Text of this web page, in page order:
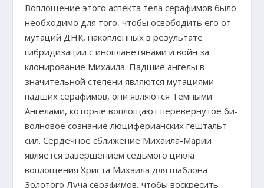
Воплощение этого аспекта тела серафимов было
необходимо для того, чтобы освободить его от
мутаций ДНК, накопленных в результате
гибридизации с инопланетянами и войн за
клонирование Михаила. Падшие ангелы в
значительной степени являются мутациями
падших серафимов, они являются Темными
Ангелами, которые воплощают перевернутое би-
волновое сознание люциферианских гештальт-
сил. Сердечное сближение Михаила-Марии
является завершением седьмого цикла
воплощения Христа Михаила для шаблона
Золотого Луча серафимов, чтобы воскресить